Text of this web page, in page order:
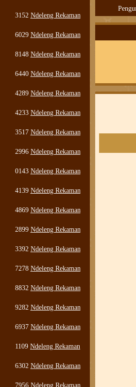
3152 Ndeleng Rekaman
6029 Ndeleng Rekaman
8148 Ndeleng Rekaman
6440 Ndeleng Rekaman
4289 Ndeleng Rekaman
4233 Ndeleng Rekaman
3517 Ndeleng Rekaman
2996 Ndeleng Rekaman
0143 Ndeleng Rekaman
4139 Ndeleng Rekaman
4869 Ndeleng Rekaman
2899 Ndeleng Rekaman
3392 Ndeleng Rekaman
7278 Ndeleng Rekaman
8832 Ndeleng Rekaman
9282 Ndeleng Rekaman
6937 Ndeleng Rekaman
1109 Ndeleng Rekaman
6302 Ndeleng Rekaman
7956 Ndeleng Rekaman